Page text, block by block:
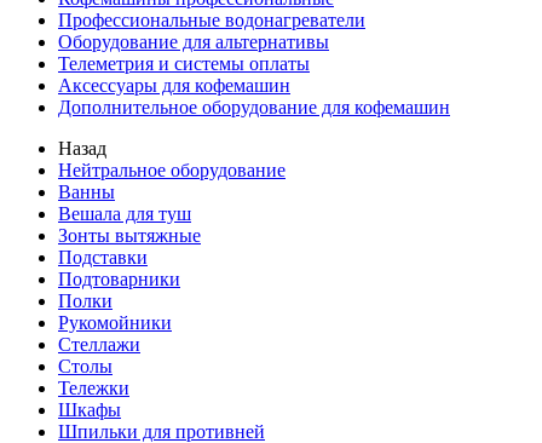
Профессиональные водонагреватели
Оборудование для альтернативы
Телеметрия и системы оплаты
Аксессуары для кофемашин
Дополнительное оборудование для кофемашин
Назад
Нейтральное оборудование
Ванны
Вешала для туш
Зонты вытяжные
Подставки
Подтоварники
Полки
Рукомойники
Стеллажи
Столы
Тележки
Шкафы
Шпильки для противней